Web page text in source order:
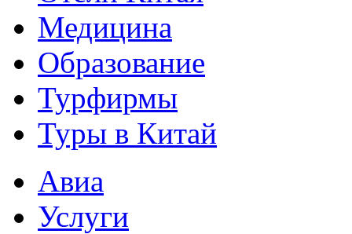
Медицина
Образование
Турфирмы
Туры в Китай
Авиа
Услуги